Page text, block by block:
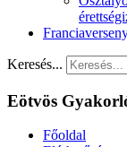
Keresés...
Eötvös
Főoldal